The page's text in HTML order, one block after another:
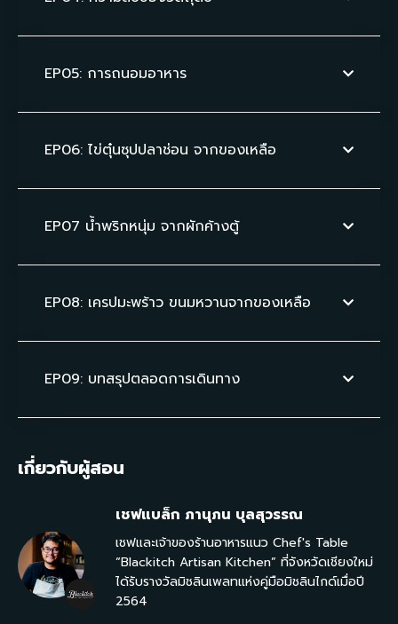
EP05: การถนอมอาหาร
EP06: ไข่ตุ๋นซุปปลาช่อน จากของเหลือ
EP07 น้ำพริกหนุ่ม จากผักค้างตู้
EP08: เครปมะพร้าว ขนมหวานจากของเหลือ
EP09: บทสรุปตลอดการเดินทาง
เกี่ยวกับผู้สอน
เชฟแบล็ก ภานุภน บุลสุวรรณ
เชฟและเจ้าของร้านอาหารแนว Chef's Table
“Blackitch Artisan Kitchen” ที่จังหวัดเชียงใหม่
ได้รับรางวัลมิชลินเพลทแห่งคู่มือมิชลินไกด์เมื่อปี
2564